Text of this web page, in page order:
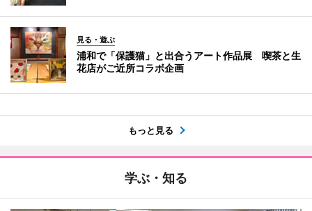
見る・遊ぶ
浦和で「保護猫」と出合うアート作品展 喫茶と生
花店がご近所コラボ企画
もっと見る
学ぶ・知る